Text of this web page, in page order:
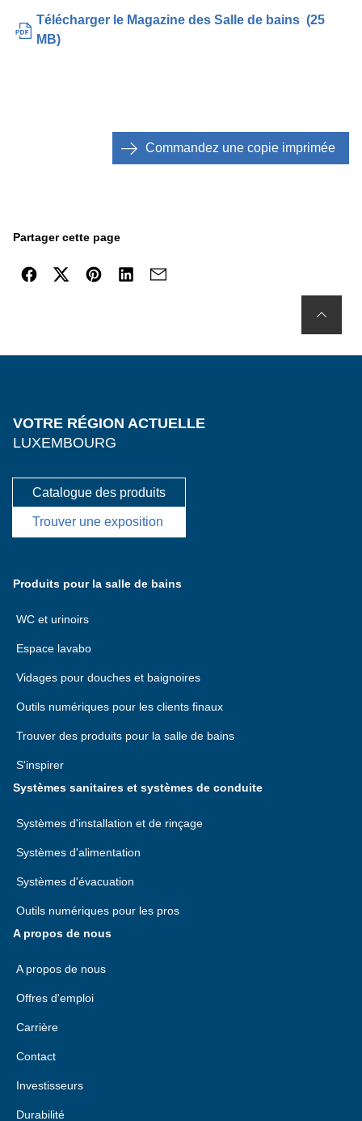
Télécharger le Magazine des Salle de bains (25
MB)
Commandez une copie imprimée
Partager cette page
VOTRE RÉGION ACTUELLE
LUXEMBOURG
Catalogue des produits
Trouver une exposition
Produits pour la salle de bains
WC et urinoirs
Espace lavabo
Vidages pour douches et baignoires
Outils numériques pour les clients finaux
Trouver des produits pour la salle de bains
S'inspirer
Systèmes sanitaires et systèmes de conduite
Systèmes d'installation et de rinçage
Systèmes d'alimentation
Systèmes d'évacuation
Outils numériques pour les pros
A propos de nous
A propos de nous
Offres d'emploi
Carrière
Contact
Investisseurs
Durabilité